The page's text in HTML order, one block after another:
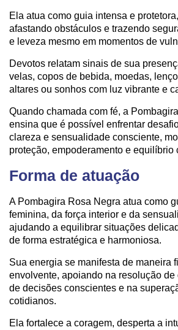
Ela atua como guia intensa e
afastando obstáculos e trazendo
e leveza mesmo em momentos de
Devotos relatam sinais de sua
velas, copos de bebida, moedas,
altares ou sonhos com luz vibrante e
Quando chamada com fé, a
ensina que é possível enfrentar
clareza e sensualidade consciente,
proteção, empoderamento e equilíbrio
Forma de atuação
A Pombagira Rosa Negra atua como
feminina, da força interior e da
ajudando a equilibrar situações
de forma estratégica e harmoniosa.
Sua energia se manifesta de maneira
envolvente, apoiando na resolução de
de decisões conscientes e na
cotidianos.
Ela fortalece a coragem, desperta a